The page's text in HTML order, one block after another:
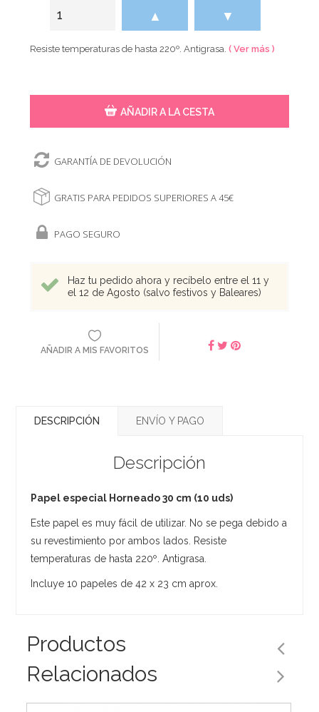
▲ ▼
Resiste temperaturas de hasta 220º. Antigrasa.( Ver más )
AÑADIR A LA CESTA
GARANTÍA DE DEVOLUCIÓN
GRATIS PARA PEDIDOS SUPERIORES A 45€
PAGO SEGURO
Haz tu pedido ahora y recíbelo entre el 11 y
el 12 de Agosto (salvo festivos y Baleares)
AÑADIR A MIS FAVORITOS
DESCRIPCIÓN ENVÍO Y PAGO
Descripción
Papel especial Horneado 30 cm (10 uds)
Este papel es muy fácil de utilizar. No se pega debido a
su revestimiento por ambos lados. Resiste
temperaturas de hasta 220º. Antigrasa.
Incluye 10 papeles de 42 x 23 cm aprox.
Productos
Relacionados